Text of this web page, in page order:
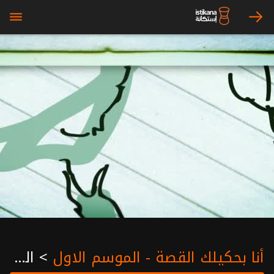
arrow_right
bars
أنا بحكيلك القصة - الموسم الاول > الحلقة 5